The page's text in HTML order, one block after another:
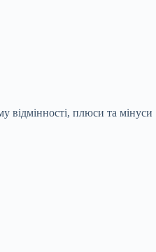
відмінності, плюси та мінуси